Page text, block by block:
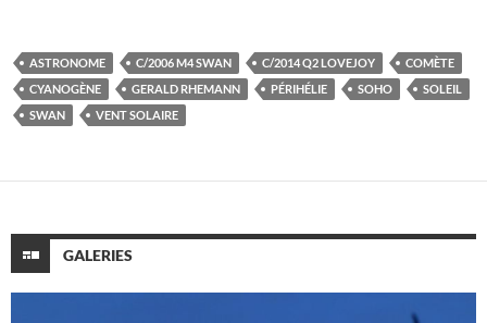
ASTRONOME C/2006 M4 SWAN C/2014 Q2 LOVEJOY
COMÈTE
CYANOGÈNE
GERALD RHEMANN PÉRIHÉLIE SOHO
SOLEIL
SWAN
VENT SOLAIRE
GALERIES